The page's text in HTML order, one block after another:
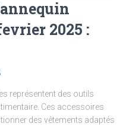
2025 :
représentent des outils
Ces accessoires
des vêtements adaptés